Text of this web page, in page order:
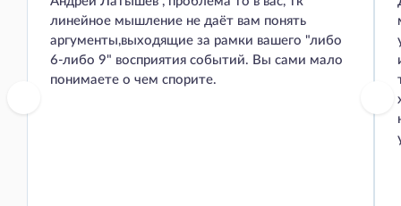
линейное мышление не даёт вам понять
аргументы,выходящие за рамки вашего "либо
6-либо 9" восприятия событий. Вы сами мало
понимаете о чем спорите.